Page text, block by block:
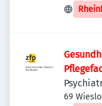
69